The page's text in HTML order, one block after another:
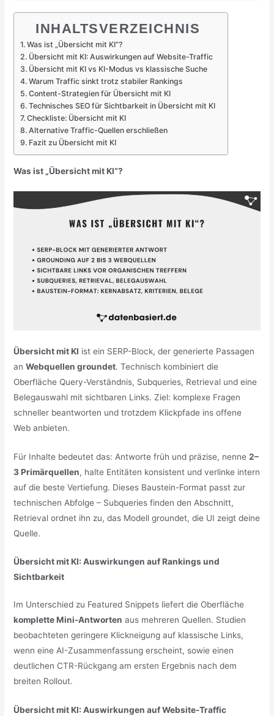
INHALTSVERZEICHNIS
Was ist „Übersicht mit KI“?
Übersicht mit KI: Auswirkungen auf Website-Traffic
Übersicht mit KI vs KI-Modus vs klassische Suche
Warum Traffic sinkt trotz stabiler Rankings
Content-Strategien für Übersicht mit KI
Technisches SEO für Sichtbarkeit in Übersicht mit KI
Checkliste: Übersicht mit KI
Alternative Traffic-Quellen erschließen
Fazit zu Übersicht mit KI
Was ist „Übersicht mit KI“?
Übersicht mit KI ist ein SERP-Block, der generierte Passagen
anWebquellen groundet. Technisch kombiniert die
Oberfläche Query-Verständnis, Subqueries, Retrieval und eine
Belegauswahl mit sichtbaren Links. Ziel: komplexe Fragen
schneller beantworten und trotzdem Klickpfade ins offene
Web anbieten.
Für Inhalte bedeutet das: Antworte früh und präzise, nenne2–
3 Primärquellen, halte Entitäten konsistent und verlinke intern
auf die beste Vertiefung. Dieses Baustein-Format passt zur
technischen Abfolge – Subqueries finden den Abschnitt,
Retrieval ordnet ihn zu, das Modell groundet, die UI zeigt deine
Quelle.
Übersicht mit KI: Auswirkungen auf Rankings und
Sichtbarkeit
Im Unterschied zu Featured Snippets liefert die Oberfläche
komplette Mini-Antworten aus mehreren Quellen. Studien
beobachteten geringere Klickneigung auf klassische Links,
wenn eine AI-Zusammenfassung erscheint, sowie einen
deutlichen CTR-Rückgang am ersten Ergebnis nach dem
breiten Rollout.
Übersicht mit KI: Auswirkungen auf Website-Traffic